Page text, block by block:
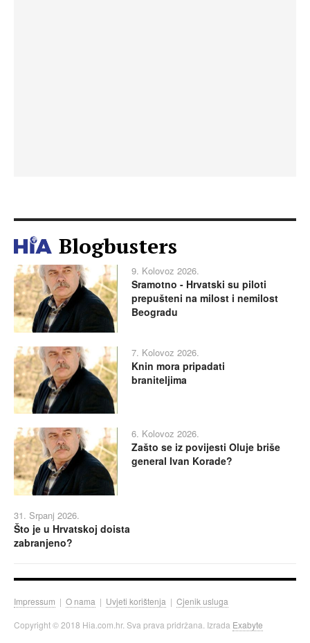
Blogbusters
9. Kolovoz 2026.
Sramotno - Hrvatski su piloti
prepušteni na milost i nemilost
Beogradu
7. Kolovoz 2026.
Knin mora pripadati
braniteljima
6. Kolovoz 2026.
Zašto se iz povijesti Oluje briše
general Ivan Korade?
31. Srpanj 2026.
Što je u Hrvatskoj doista
zabranjeno?
Impressum | O nama | Uvjeti korištenja | Cjenik usluga
Copyright © 2018 Hia.com.hr. Sva prava pridržana. Izrada Exabyte